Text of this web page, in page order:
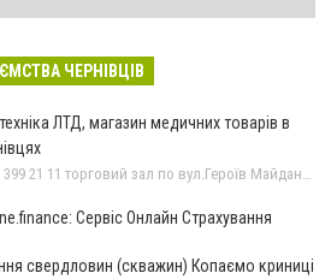
ЧЕРНІВЦІВ
ЛТД, магазин медичних товарів в
Сервіс Онлайн Страхування
свердловин (скважин) Копаємо криниці